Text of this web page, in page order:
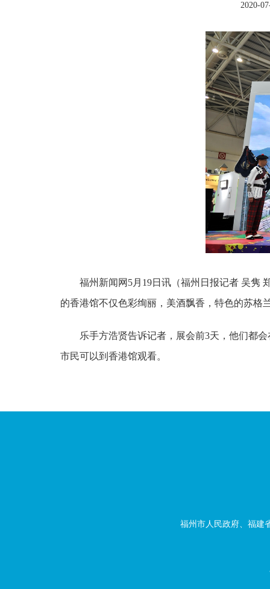
2020-
福州新闻网5月19日讯（福州日报记者 吴隽
的香港馆不仅色彩绚丽，美酒飘香，特色的苏格
乐手方浩贤告诉记者，展会前3天，他们都
市民可以到香港馆观看。
福州市人民政府、福建